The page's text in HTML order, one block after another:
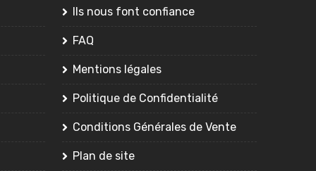
Ils nous font confiance
FAQ
Mentions légales
Politique de Confidentialité
Conditions Générales de Vente
Plan de site